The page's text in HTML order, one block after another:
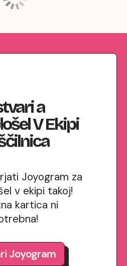
a
V Ekipi
Joyogram za
v ekipi takoj!
kartica ni
Joyogram